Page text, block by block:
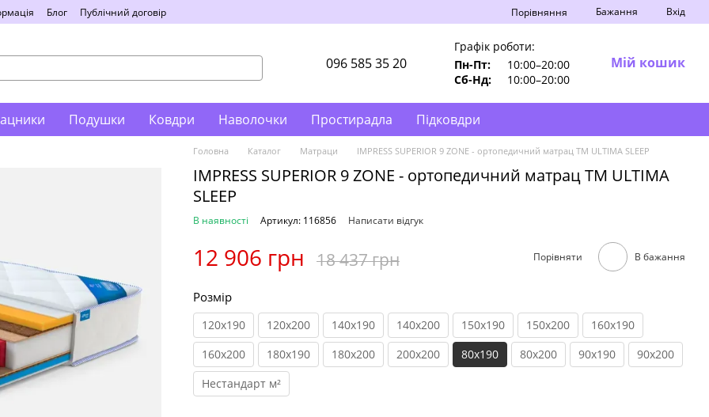
Блог Публічний договір Порівняння Бажання Вхід
096 585 35 20
Графік роботи:
Пн-Пт:
10:00–20:00
Сб-Нд:
10:00–20:00
Мій кошик
Подушки Ковдри Наволочки Простирадла Підковдри
Головна Каталог Матраци IMPRESS SUPERIOR 9 ZONE - ортопедичний матрац ТМ ULTIMA SLEEP
IMPRESS SUPERIOR 9 ZONE - ортопедичний матрац ТМ ULTIMA
SLEEP
В наявності Артикул: 116856 Написати відгук
12 906 грн 18 437 грн Порівняти В бажання
Розмір
120x190 120x200 140x190 140x200 150x190 150x200
160x190
160x200
180x190 180x200 200x200 80x190 80x200 90x190
90x200
Нестандарт м²